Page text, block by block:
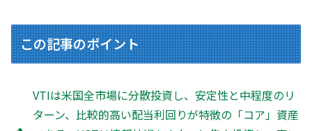
この記事のポイント
VTIは米国全市場に分散投資し、安定性と中程度のリ
ターン、比較的高い配当利回りが特徴の「コア」資産